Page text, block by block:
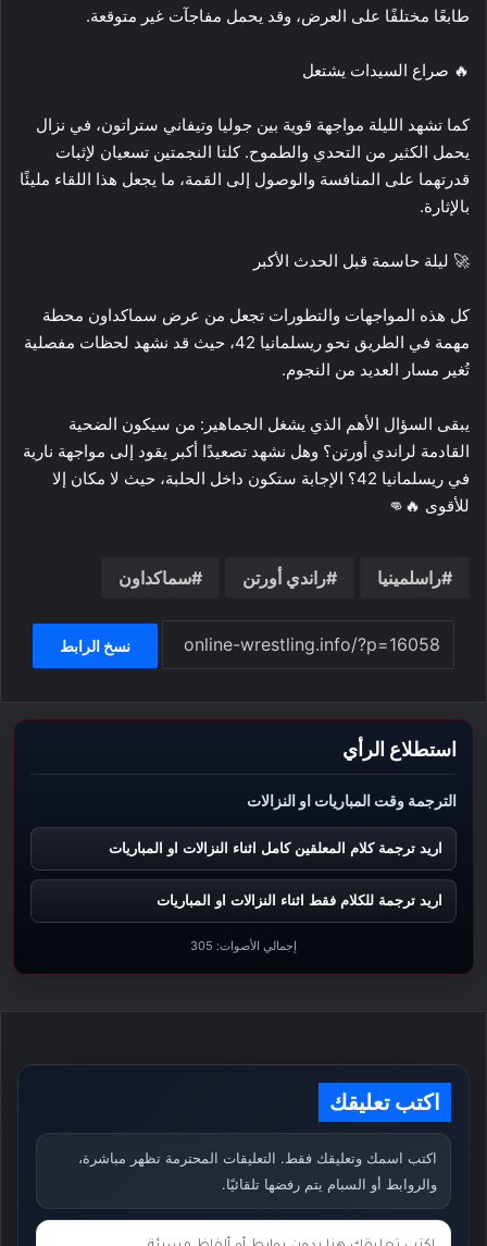
طابعًا مختلفًا على العرض، وقد يحمل مفاجآت غير متوقعة.
🔥 صراع السيدات يشتعل
كما تشهد الليلة مواجهة قوية بين جوليا وتيفاني ستراتون، في نزال
يحمل الكثير من التحدي والطموح. كلتا النجمتين تسعيان لإثبات
قدرتهما على المنافسة والوصول إلى القمة، ما يجعل هذا اللقاء مليئًا
بالإثارة.
🚀 ليلة حاسمة قبل الحدث الأكبر
كل هذه المواجهات والتطورات تجعل من عرض سماكداون محطة
مهمة في الطريق نحو ريسلمانيا 42، حيث قد نشهد لحظات مفصلية
تُغير مسار العديد من النجوم.
يبقى السؤال الأهم الذي يشغل الجماهير: من سيكون الضحية
القادمة لراندي أورتن؟ وهل نشهد تصعيدًا أكبر يقود إلى مواجهة نارية
في ريسلمانيا 42؟ الإجابة ستكون داخل الحلبة، حيث لا مكان إلا
للأقوى 🔥👊
راسلمينيا راندي أورتن سماكداون
نسخ الرابط
استطلاع الرأي
الترجمة وقت المباريات او النزالات
اريد ترجمة كلام المعلقين كامل اثناء النزالات او المباريات
اريد ترجمة للكلام فقط اثناء النزالات او المباريات
إجمالي الأصوات: 305
اكتب تعليقك
اكتب اسمك وتعليقك فقط. التعليقات المحترمة تظهر مباشرة،
والروابط أو السبام يتم رفضها تلقائيًا.
ت